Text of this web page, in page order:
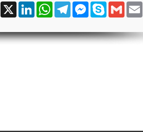
Partager
X LinkedInWhatsAppTelegramMessenger
Skype Gmail